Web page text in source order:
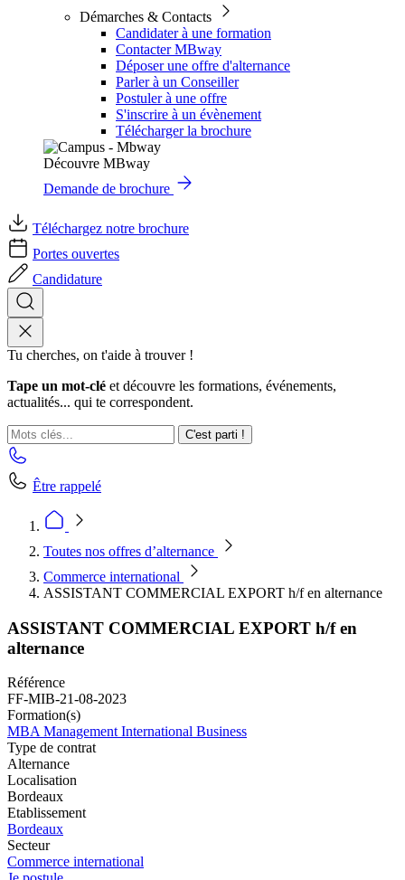
Démarches & Contacts
Candidater à une formation
Contacter MBway
Déposer une offre d'alternance
Parler à un Conseiller
Postuler à une offre
S'inscrire à un évènement
Télécharger la brochure
Découvre MBway
Demande de brochure
Téléchargez notre brochure
Portes ouvertes
Candidature
Tu cherches, on t'aide à trouver !
Tape un mot-clé et découvre les formations, événements,
actualités... qui te correspondent.
C'est parti !
Être rappelé
Toutes nos offres d’alternance
Commerce international
ASSISTANT COMMERCIAL EXPORT h/f en alternance
ASSISTANT COMMERCIAL EXPORT h/f en
alternance
Référence
FF-MIB-21-08-2023
Formation(s)
MBA Management International Business
Type de contrat
Alternance
Localisation
Bordeaux
Etablissement
Bordeaux
Secteur
Commerce international